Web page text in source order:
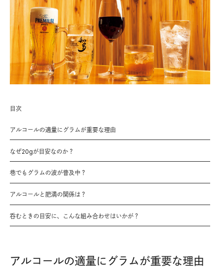
目次
アルコールの適量にグラムが重要な理由
なぜ20gが目安なのか？
巷でもグラムの波が普及中？
アルコールと肥満の関係は？
呑むときの目安に、こんな組み合わせはいかが？
アルコールの適量にグラムが重要な理由